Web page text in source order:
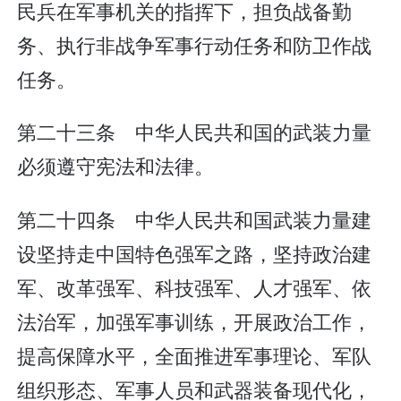
民兵在军事机关的指挥下，担负战备勤
务、执行非战争军事行动任务和防卫作战
任务。
第二十三条 中华人民共和国的武装力量
必须遵守宪法和法律。
第二十四条 中华人民共和国武装力量建
设坚持走中国特色强军之路，坚持政治建
军、改革强军、科技强军、人才强军、依
法治军，加强军事训练，开展政治工作，
提高保障水平，全面推进军事理论、军队
组织形态、军事人员和武器装备现代化，